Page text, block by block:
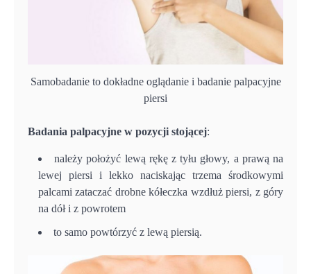
Samobadanie to dokładne oglądanie i badanie palpacyjne
piersi
Badania palpacyjne w pozycji stojącej:
należy położyć lewą rękę z tyłu głowy, a prawą na
lewej piersi i lekko naciskając trzema środkowymi
palcami zataczać drobne kółeczka wzdłuż piersi, z góry
na dół i z powrotem
to samo powtórzyć z lewą piersią.